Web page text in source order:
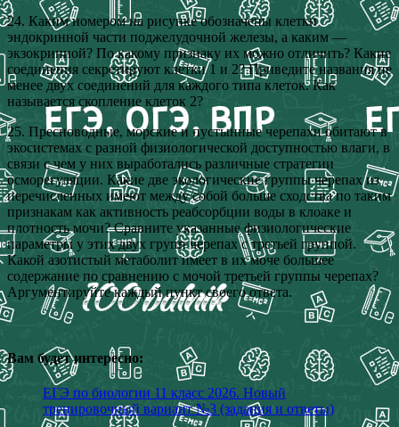
24. Каким номером на рисунке обозначены клетки
эндокринной части поджелудочной железы, а каким —
экзокринной? По какому признаку их можно отличить? Какие
соединения секретируют клетки 1 и 2? Приведите названия не
менее двух соединений для каждого типа клеток. Как
называется скопление клеток 2?
25. Пресноводные, морские и пустынные черепахи обитают в
экосистемах с разной физиологической доступностью влаги, в
связи с чем у них выработались различные стратегии
осморегуляции. Какие две экологические группы черепах из
перечисленных имеют между собой больше сходства по таким
признакам как активность реабсорбции воды в клоаке и
плотность мочи? Сравните указанные физиологические
параметры у этих двух групп черепах с третьей группой.
Какой азотистый метаболит имеет в их моче большее
содержание по сравнению с мочой третьей группы черепах?
Аргументируйте каждый пункт своего ответа.
Вам будет интересно:
ЕГЭ по биологии 11 класс 2026. Новый
тренировочный вариант №3 (задания и ответы)